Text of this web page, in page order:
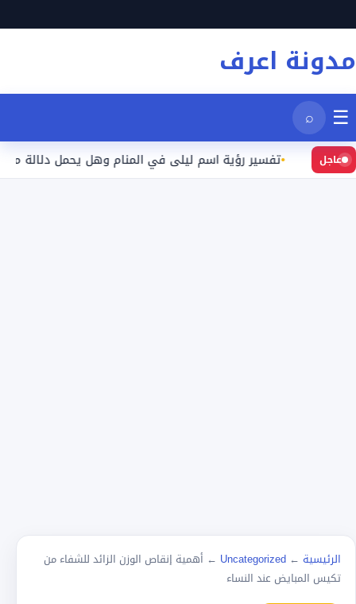
إلى
المحتوى
مدونة اعرف
☰
⌕
عاجل تفسير رؤية اسم ليلى في المنام وهل يحمل دلالة محددة؟
الرئيسية ←
Uncategorized
← أهمية إنقاص الوزن الزائد للشفاء من
تكيس المبايض عند النساء